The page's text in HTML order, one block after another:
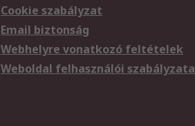
Cookie szabályzat
Email biztonság
Webhelyre vonatkozó feltételek
Weboldal felhasználói szabályzata